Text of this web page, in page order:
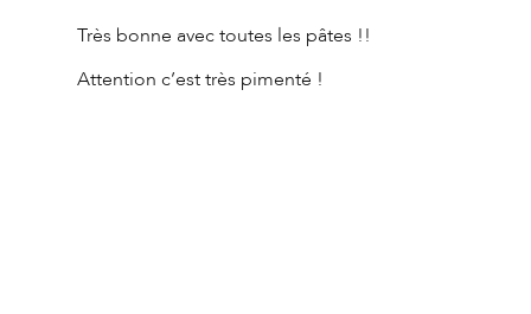
Très bonne avec toutes les pâtes !!
Attention c’est très pimenté !